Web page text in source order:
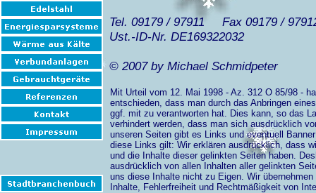
Tel. 09179 / 97911 Fax 09179 /
Ust.-ID-Nr. DE169322032
© 2007 by Michael Schmidpeter
Mit Urteil vom 12. Mai 1998 - Az. 312 O 85/98 -
entschieden, dass man durch das Anbringen
ggf. mit zu verantworten hat. Dies kann, so das
verhindert werden, dass man sich ausdrücklich
unseren Seiten gibt es Links und eventuell
diese Links gilt: Wir erklären ausdrücklich, dass
und die Inhalte dieser gelinkten Seiten haben.
ausdrücklich von allen Inhalten aller gelinkten
uns diese Inhalte nicht zu Eigen. Wir
Inhalte, Fehlerfreiheit und Rechtmäßigkeit von